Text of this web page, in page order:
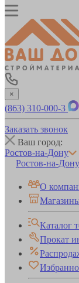
×
(863) 310-000-3
Заказать звонок
Ваш город:
Ростов-на-Дону
Ростов-на-Дону
О
Каталог
Прокат